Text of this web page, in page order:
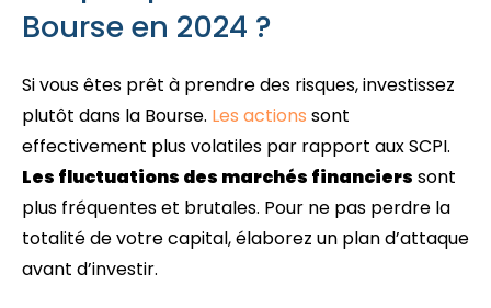
Bourse en 2024 ?
Si vous êtes prêt à prendre des risques, investissez
plutôt dans la Bourse. Les actions sont
effectivement plus volatiles par rapport aux SCPI.
Les fluctuations des marchés financiers sont
plus fréquentes et brutales. Pour ne pas perdre la
totalité de votre capital, élaborez un plan d’attaque
avant d’investir.